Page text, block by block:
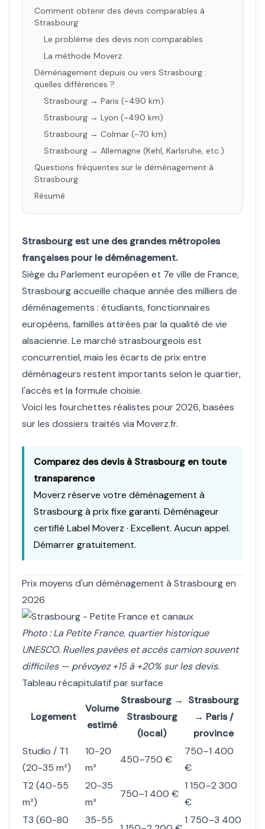
Comment obtenir des devis comparables à
Strasbourg
Le problème des devis non comparables
La méthode Moverz
Déménagement depuis ou vers Strasbourg :
quelles différences ?
Strasbourg → Paris (~490 km)
Strasbourg → Lyon (~490 km)
Strasbourg → Colmar (~70 km)
Strasbourg → Allemagne (Kehl, Karlsruhe, etc.)
Questions fréquentes sur le déménagement à
Strasbourg
Résumé
Strasbourg est une des grandes métropoles
françaises pour le déménagement.
Siège du Parlement européen et 7e ville de France,
Strasbourg accueille chaque année des milliers de
déménagements : étudiants, fonctionnaires
européens, familles attirées par la qualité de vie
alsacienne. Le marché strasbourgeois est
concurrentiel, mais les écarts de prix entre
déménageurs restent importants selon le quartier,
l'accès et la formule choisie.
Voici les fourchettes réalistes pour 2026, basées
sur les dossiers traités via Moverz.fr.
Comparez des devis à Strasbourg en toute
transparence
Moverz réserve votre déménagement à
Strasbourg à prix fixe garanti. Déménageur
certifié Label Moverz · Excellent. Aucun appel.
Démarrer gratuitement.
Prix moyens d'un déménagement à Strasbourg en
2026
Photo : La Petite France, quartier historique
UNESCO. Ruelles pavées et accès camion souvent
difficiles — prévoyez +15 à +20% sur les devis.
Tableau récapitulatif par surface
Logement
Volume
estimé
Strasbourg →
Strasbourg
(local)
Strasbourg
→ Paris /
province
Studio / T1
(20-35 m²)
10-20
m³
450–750 €
750–1 400
€
T2 (40-55
m²)
20-35
m³
750–1 400 €
1 150–2 300
€
T3 (60-80
35-55 1 750–3 400